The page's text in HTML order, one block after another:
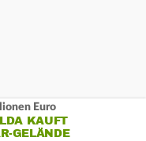
Euro
KAUFT
GELÄNDE